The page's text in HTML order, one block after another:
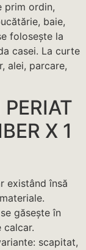
prim ordin,
baie,
folosește la
casei. La curte
alei, parcare,
X 1
existând însă
găsește în
calcar.
scapitat,